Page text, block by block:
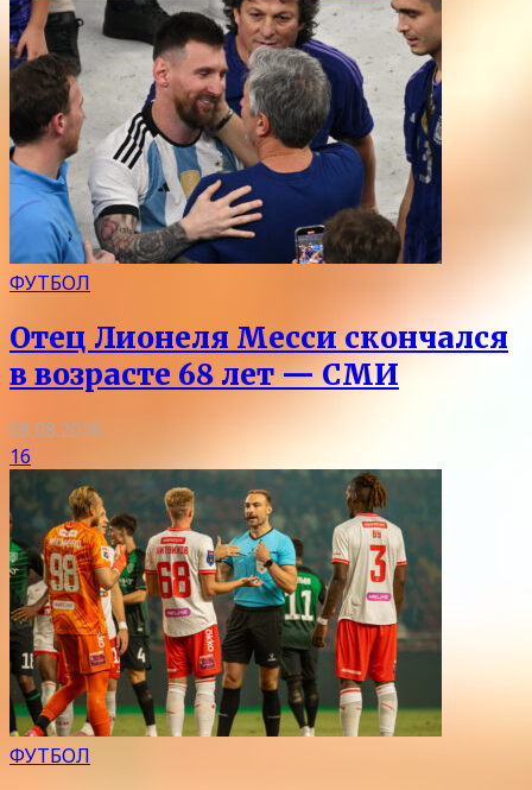
ФУТБОЛ
Отец Лионеля Месси скончался
в возрасте 68 лет — СМИ
08.08.2026
16
ФУТБОЛ